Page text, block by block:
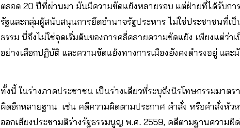
ตลอด 20 ปีที่ผ่านมา มันมีความขัดแย้งหลายรอบ แต่ฝ่ายที่ได้รับกา
รัฐและกลุ่มผู้สนับสนุนการยึดอำนาจรัฐประหาร ไม่ใช่ประชาชนที่เ
ธรรม นี่จึงไม่ใช่จุดเริ่มต้นของการคลี่คลายความขัดแย้ง เพียงแต่ว่
อย่างเลือกปฏิบัติ และความขัดแย้งทางการเมืองยังคงดำรงอยู่ และ
ทั้งนี้ ในร่างภาคประชาชน เป็นร่างเดียวที่ระบุถึงนิรโทษกรรมมาตร
ผิดอีกหลายฐาน เช่น คดีความผิดตามประกาศ คำสั่ง หรือคำสั่งหัว
ออกเสียงประชามติร่างรัฐธรรมนูญ พ.ศ. 2559, คดีตามฐานความผิ